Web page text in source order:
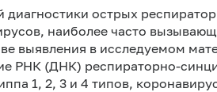
диагностики острых
наиболее часто
выявления в исследуемом
РНК (ДНК) респираторно-
1, 2, 3 и 4 типов,